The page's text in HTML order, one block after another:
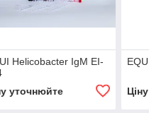
Helicobacter IgM EI-
уточнюйте